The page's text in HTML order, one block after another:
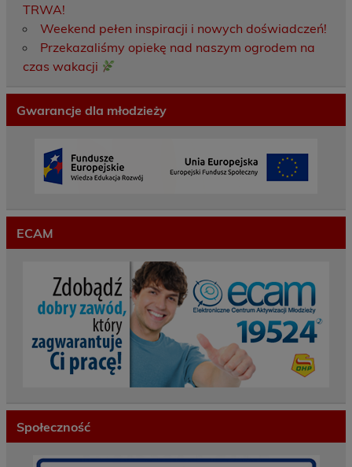
TRWA!
Weekend pełen inspiracji i nowych doświadczeń!
Przekazaliśmy opiekę nad naszym ogrodem na
czas wakacji
Gwarancje dla młodzieży
ECAM
Społeczność